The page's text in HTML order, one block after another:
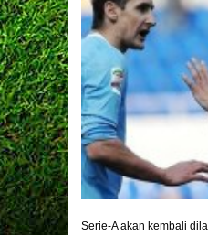
Serie-A akan kembali